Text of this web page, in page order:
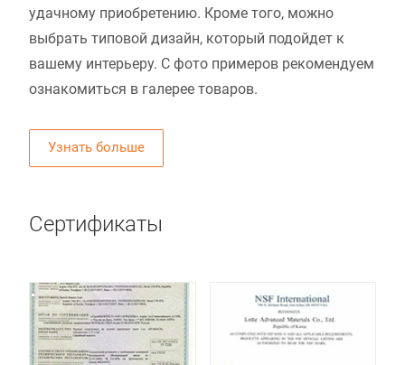
удачному приобретению. Кроме того, можно
выбрать типовой дизайн, который подойдет к
вашему интерьеру. С фото примеров рекомендуем
ознакомиться в галерее товаров.
Узнать больше
Сертификаты